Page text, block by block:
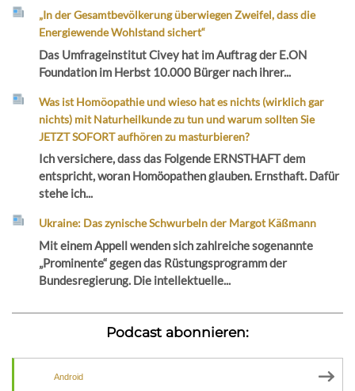
„In der Gesamtbevölkerung überwiegen Zweifel, dass die
Energiewende Wohlstand sichert“
Das Umfrageinstitut Civey hat im Auftrag der E.ON
Foundation im Herbst 10.000 Bürger nach ihrer...
Was ist Homöopathie und wieso hat es nichts (wirklich gar
nichts) mit Naturheilkunde zu tun und warum sollten Sie
JETZT SOFORT aufhören zu masturbieren?
Ich versichere, dass das Folgende ERNSTHAFT dem
entspricht, woran Homöopathen glauben. Ernsthaft. Dafür
stehe ich...
Ukraine: Das zynische Schwurbeln der Margot Käßmann
Mit einem Appell wenden sich zahlreiche sogenannte
„Prominente“ gegen das Rüstungsprogramm der
Bundesregierung. Die intellektuelle...
Podcast abonnieren:
Android